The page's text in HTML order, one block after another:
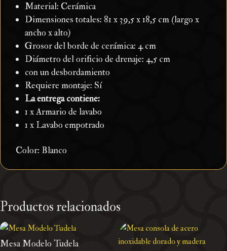
Material: Cerámica
Dimensiones totales: 81 x 39,5 x 18,5 cm (largo x
ancho x alto)
Grosor del borde de cerámica: 4 cm
Diámetro del orificio de drenaje: 4,5 cm
con un desbordamiento
Requiere montaje: Sí
La entrega contiene:
1 x Armario de lavabo
1 x Lavabo empotrado
Color: Blanco
Productos relacionados
Mesa Modelo Tudela